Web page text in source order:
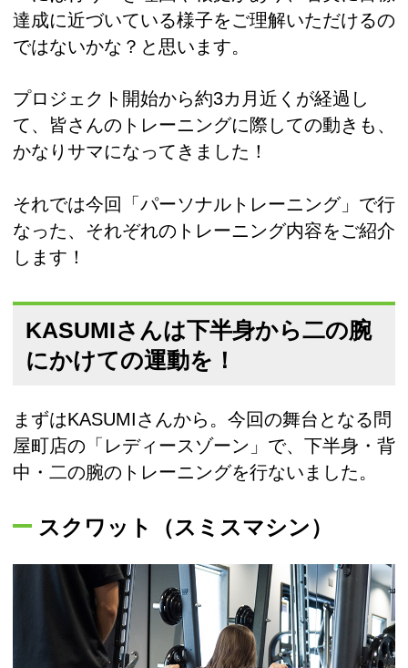
達成に近づいている様子をご理解いただけるの
ではないかな？と思います。
プロジェクト開始から約3カ月近くが経過し
て、皆さんのトレーニングに際しての動きも、
かなりサマになってきました！
それでは今回「パーソナルトレーニング」で行
なった、それぞれのトレーニング内容をご紹介
します！
KASUMIさんは下半身から二の腕
にかけての運動を！
まずはKASUMIさんから。今回の舞台となる問
屋町店の「レディースゾーン」で、下半身・背
中・二の腕のトレーニングを行ないました。
スクワット（スミスマシン）